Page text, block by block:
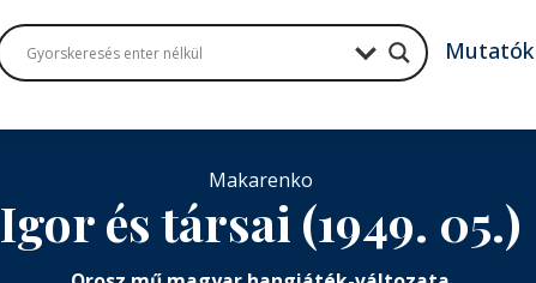
Mutatók
Makarenko
Igor és társai (1949. 05.)